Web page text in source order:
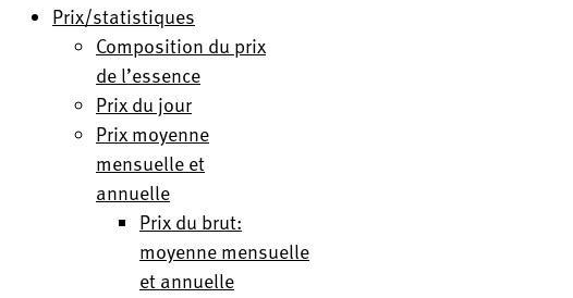
Prix/statistiques
Composition du prix
de l’essence
Prix du jour
Prix moyenne
mensuelle et
annuelle
Prix du brut:
moyenne mensuelle
et annuelle